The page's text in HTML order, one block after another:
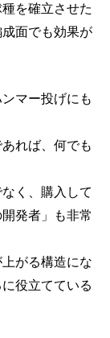
を確立させた
面でも効果が
マー投げにも
れば、何でも
く、購入して
発者」も非常
がる構造にな
役立てている